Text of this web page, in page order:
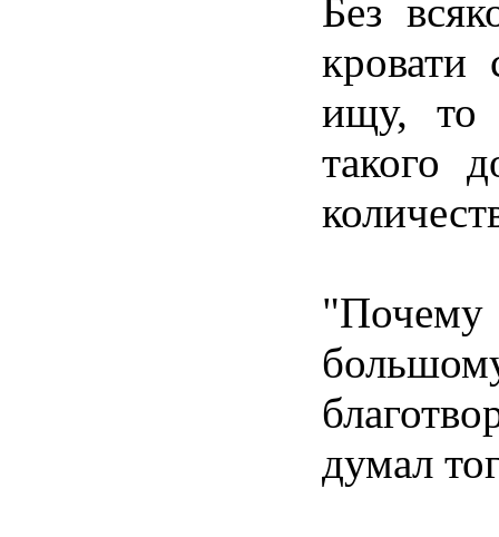
Без
кровати
ищу, то
такого
думал